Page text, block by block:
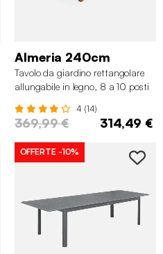
Almeria 240cm
Tavolo da giardino rettangolare
allungabile in legno, 8 a 10 posti
4 (14)
369,99 € 314,49 €
OFFERTE -10%